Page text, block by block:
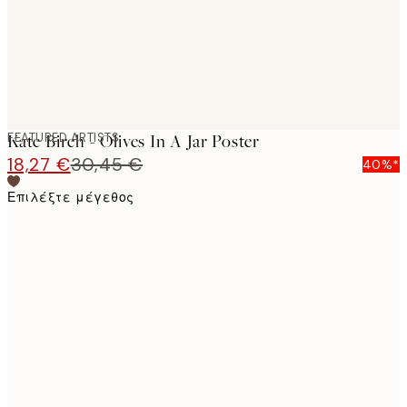
FEATURED ARTISTS
Kate Birch - Olives In A Jar Poster
18,27 €30,45 €
40%*
Επιλέξτε μέγεθος